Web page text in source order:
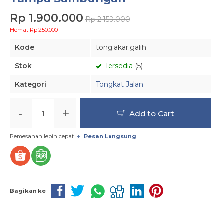
Rp 1.900.000 Rp 2.150.000
Hemat Rp 250.000
Kode tong.akar.galih
Stok Tersedia (5)
Kategori Tongkat Jalan
- + Add to Cart
Pemesanan lebih cepat! Pesan Langsung
Bagikan ke